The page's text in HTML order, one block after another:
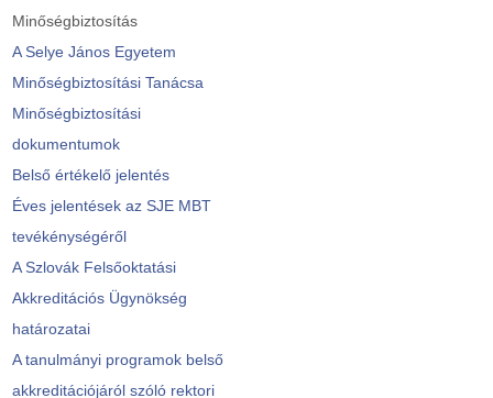
Minőségbiztosítás
A Selye János Egyetem
Minőségbiztosítási Tanácsa
Minőségbiztosítási
dokumentumok
Belső értékelő jelentés
Éves jelentések az SJE MBT
tevékénységéről
A Szlovák Felsőoktatási
Akkreditációs Ügynökség
határozatai
A tanulmányi programok belső
akkreditációjáról szóló rektori